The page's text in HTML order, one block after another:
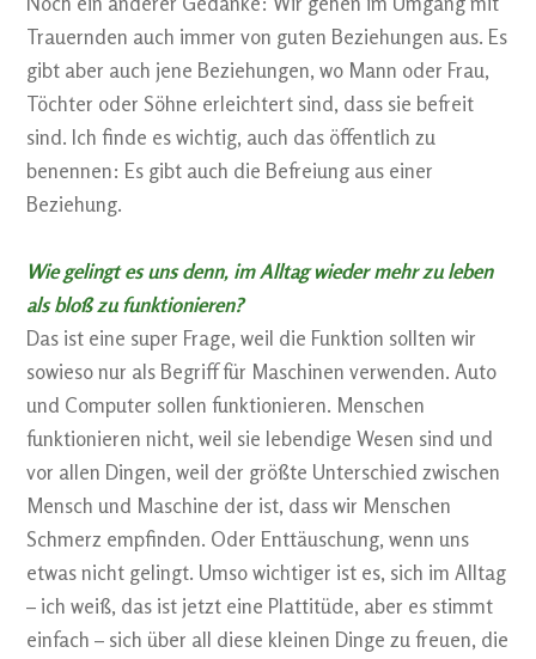
Trauernden auch immer von guten Beziehungen aus. Es
gibt aber auch jene Beziehungen, wo Mann oder Frau,
Töchter oder Söhne erleichtert sind, dass sie befreit
sind. Ich finde es wichtig, auch das öffentlich zu
benennen: Es gibt auch die Befreiung aus einer
Beziehung.
Wie gelingt es uns denn, im Alltag wieder mehr zu leben
als bloß zu funktionieren?
Das ist eine super Frage, weil die Funktion sollten wir
sowieso nur als Begriff für Maschinen verwenden. Auto
und Computer sollen funktionieren. Menschen
funktionieren nicht, weil sie lebendige Wesen sind und
vor allen Dingen, weil der größte Unterschied zwischen
Mensch und Maschine der ist, dass wir Menschen
Schmerz empfinden. Oder Enttäuschung, wenn uns
etwas nicht gelingt. Umso wichtiger ist es, sich im Alltag
– ich weiß, das ist jetzt eine Plattitüde, aber es stimmt
einfach – sich über all diese kleinen Dinge zu freuen, die